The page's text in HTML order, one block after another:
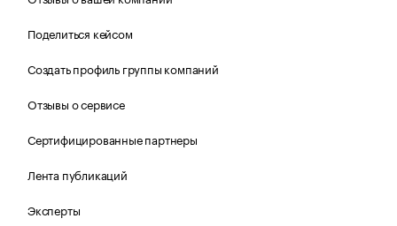
Поделиться кейсом
Создать профиль группы компаний
Отзывы о сервисе
Сертифицированные партнеры
Лента публикаций
Эксперты